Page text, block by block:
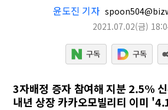
윤도진 기자
2021.07.02(금)
3자배정 증자 참여해 지분 2.5%
내년 상장 카카오모빌리티 이미